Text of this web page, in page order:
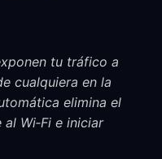
tu tráfico a
cualquiera en la
elimina el
Wi‑Fi e iniciar